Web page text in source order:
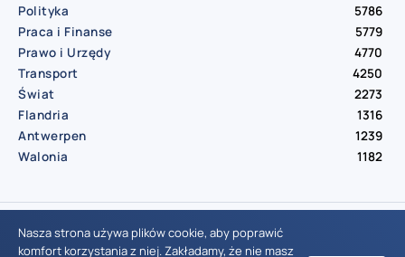
Polityka
5786
Praca i Finanse
5779
Prawo i Urzędy
4770
Transport
4250
Świat
2273
Flandria
1316
Antwerpen
1239
Walonia
1182
© Aktualnosci.be – All Right Reserved 2016-2026
Nasza strona używa plików cookie, aby poprawić
komfort korzystania z niej. Zakładamy, że nie masz